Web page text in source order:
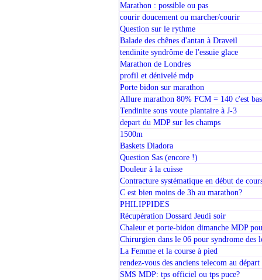
Marathon : possible ou pas
courir doucement ou marcher/courir
Question sur le rythme
Balade des chênes d'antan à Draveil
tendinite syndrôme de l'essuie glace
Marathon de Londres
profil et dénivelé mdp
Porte bidon sur marathon
Allure marathon 80% FCM = 140 c'est
Tendinite sous voute plantaire à J-3
depart du MDP sur les champs
1500m
Baskets Diadora
Question Sas (encore !)
Douleur à la cuisse
Contracture systématique en début de
C est bien moins de 3h au marathon?
PHILIPPIDES
Récupération Dossard Jeudi soir
Chaleur et porte-bidon dimanche MDP
Chirurgien dans le 06 pour syndrome des
La Femme et la course à pied
rendez-vous des anciens telecom au
SMS MDP: tps officiel ou tps puce?